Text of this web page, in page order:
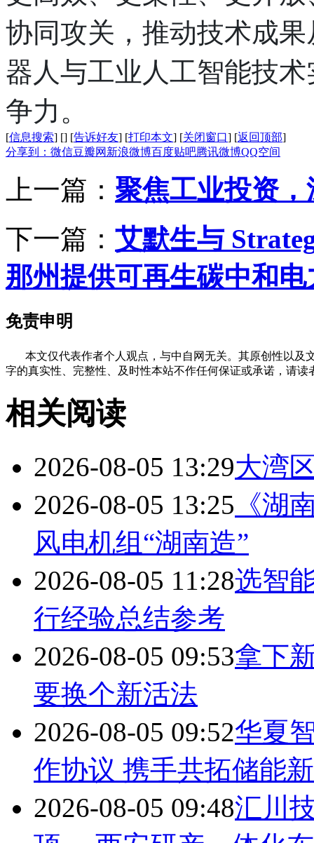
协同攻关，推动技术成
器人与工业人工智能技
争力。
[信息搜索] [] [告诉好友] [打印本文] [关闭窗口] [返回顶部]
分享到： 微信豆瓣网 新浪微博百度贴吧腾讯微博QQ空间
上一篇： 聚焦工业投资
下一篇： 艾默生与
那州提供可再生碳中和电
免责申明
本文仅代表作者个人观点，与中自网无关。其原创性以及
字的真实性、完整性、及时性本站不作任何保证或承诺，请
相关阅读
2026-08-05 13:29大湾
2026-08-05 13:25 《湖
风电机组“湖南造”
2026-08-05 11:28选智
行经验总结参考
2026-08-05 09:53拿下
要换个新活法
2026-08-05 09:52华夏
作协议 携手共拓储能
2026-08-05 09:48汇川